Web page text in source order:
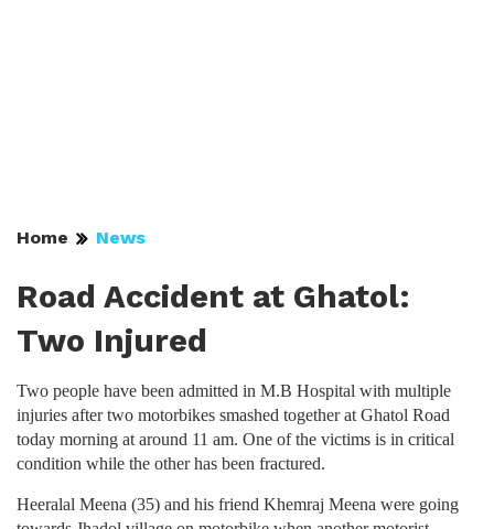
Home News
Road Accident at Ghatol:
Two Injured
Two people have been admitted in M.B Hospital with multiple
injuries after two motorbikes smashed together at Ghatol Road
today morning at around 11 am. One of the victims is in critical
condition while the other has been fractured.
Heeralal Meena (35) and his friend Khemraj Meena were going